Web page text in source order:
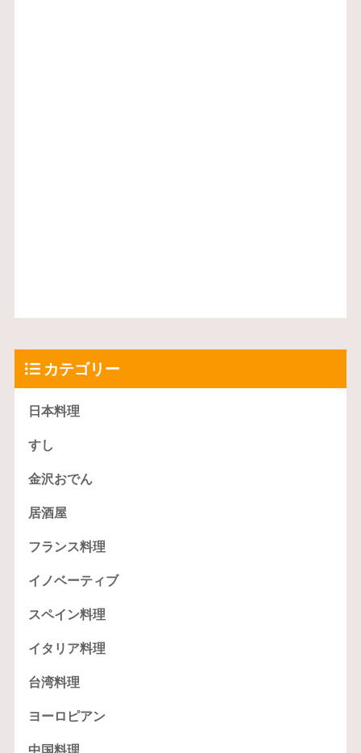
カテゴリー
日本料理
すし
金沢おでん
居酒屋
フランス料理
イノベーティブ
スペイン料理
イタリア料理
台湾料理
ヨーロピアン
中国料理